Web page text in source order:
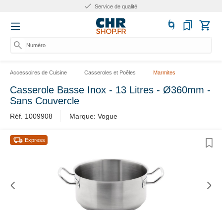
Service de qualité
Numéro d'
Accessoires de Cuisine Casseroles et Poêles Marmites
Casserole Basse Inox - 13 Litres - Ø360mm -
Sans Couvercle
Réf. 1009908 Marque: Vogue
Express